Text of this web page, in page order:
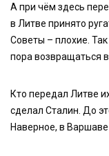
А при чём здесь
в Литве принято
Советы – плохие.
пора возвращаться
Кто передал Литве
сделал Сталин. До
Наверное, в Варшаве